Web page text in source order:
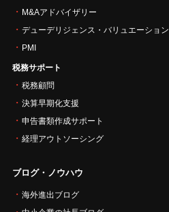
M&Aアドバイザリー
デューデリジェンス・バリュエーション
PMI
税務サポート
税務顧問
決算早期化支援
申告書類作成サポート
経理アウトソーシング
ブログ・ノウハウ
海外進出ブログ